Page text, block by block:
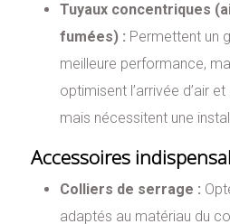
Tuyaux concentriques
fumées) : Permettent un
meilleure performance,
optimisent l’arrivée d’air
mais nécessitent une
Accessoires
Colliers de serrage :
adaptés au matériau du